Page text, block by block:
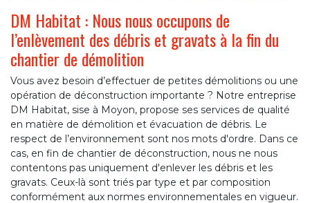
DM Habitat : Nous nous occupons de
l’enlèvement des débris et gravats à la fin du
chantier de démolition
Vous avez besoin d’effectuer de petites démolitions ou une
opération de déconstruction importante ? Notre entreprise
DM Habitat, sise à Moyon, propose ses services de qualité
en matière de démolition et évacuation de débris. Le
respect de l’environnement sont nos mots d'ordre. Dans ce
cas, en fin de chantier de déconstruction, nous ne nous
contentons pas uniquement d'enlever les débris et les
gravats. Ceux-là sont triés par type et par composition
conformément aux normes environnementales en vigueur.